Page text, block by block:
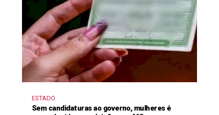
ESTADO
Sem candidaturas ao governo, mulheres é